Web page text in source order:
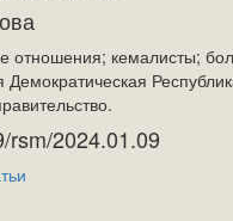
отношения; кемалисты;
rsm/2024.01.09